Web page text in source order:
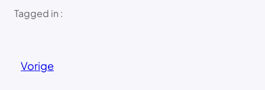
Tagged in :
Vorige